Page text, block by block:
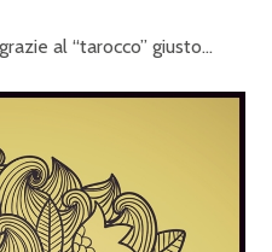
al “tarocco” giusto…